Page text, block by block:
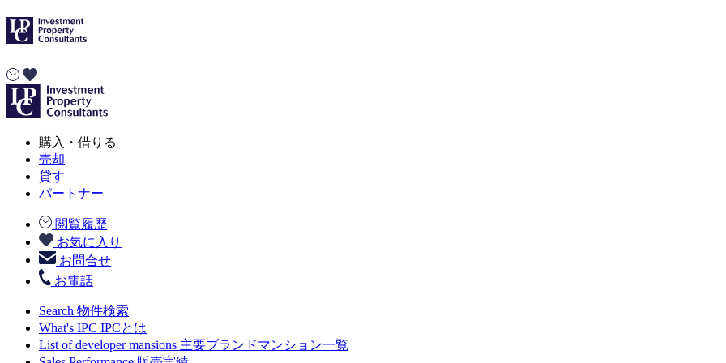
購入・借りる
売却
貸す
パートナー
閲覧履歴
お気に入り
お問合せ
お電話
Search 物件検索
What's IPC IPCとは
List of developer mansions 主要ブランドマンション一覧